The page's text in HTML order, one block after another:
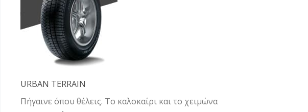
URBAN TERRAIN
Πήγαινε όπου θέλεις. Το καλοκαίρι και το χειμώνα